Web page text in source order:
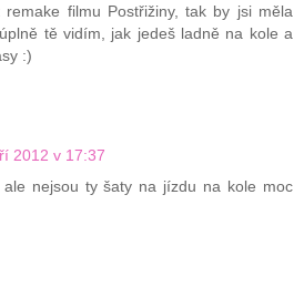
filmu Postřižiny, tak by jsi měla
tě vidím, jak jedeš ladně na kole a
:)
2012 v 17:37
nejsou ty šaty na jízdu na kole moc